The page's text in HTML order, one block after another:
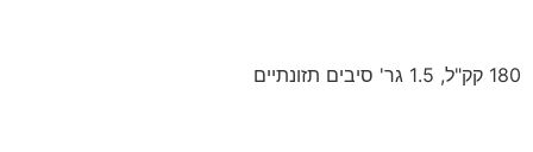
180 קק"ל, 1.5 גר' סיבים תזונתיים